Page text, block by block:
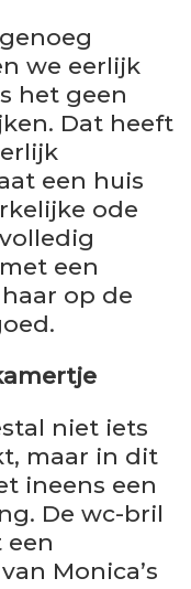
we eerlijk
het geen
Dat heeft
een huis
ode
een
op de
niet iets
maar in dit
ineens een
De wc-bril
een
Monica’s